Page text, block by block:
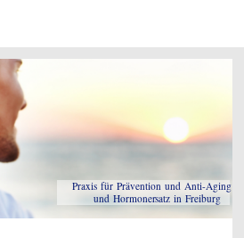
Praxis für Prävention und Anti-Aging
und Hormonersatz in Freiburg